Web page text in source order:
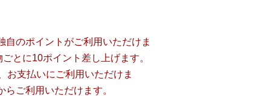
自のポイントがご利用いただけま
とに10ポイント差し上げます。
お支払いにご利用いただけま
ご利用いただけます。